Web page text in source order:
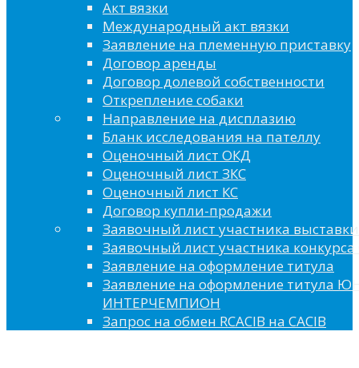
Акт вязки
Международный акт вязки
Заявление на племенную приставку
Договор аренды
Договор долевой собственности
Открепление собаки
Направление на дисплазию
Бланк исследования на пателлу
Оценочный лист ОКД
Оценочный лист ЗКС
Оценочный лист КС
Договор купли-продажи
Заявочный лист участника выставки
Заявочный лист участника конкурса
Заявление на оформление титула
Заявление на оформление титула
ИНТЕРЧЕМПИОН
Запрос на обмен RCACIB на CACIB